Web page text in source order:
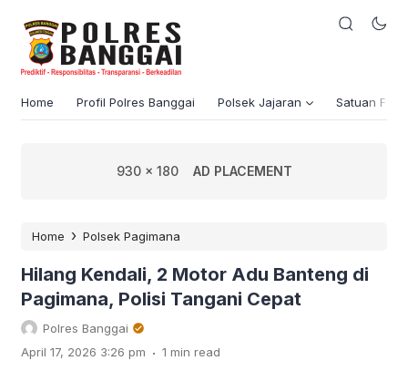
Home Profil Polres Banggai Polsek Jajaran Satuan
930 x 180 AD PLACEMENT
Home › Polsek Pagimana
Hilang Kendali, 2 Motor Adu Banteng di
Pagimana, Polisi Tangani Cepat
Polres Banggai
April 17, 2026 3:26 pm . 1 min read